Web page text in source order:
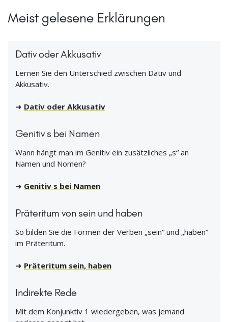
Meist gelesene Erklärungen
Dativ oder Akkusativ
Lernen Sie den Unterschied zwischen Dativ und
Akkusativ.
➜ Dativ oder Akkusativ
Genitiv s bei Namen
Wann hängt man im Genitiv ein zusätzliches „s“ an
Namen und Nomen?
➜ Genitiv s bei Namen
Präteritum von sein und haben
So bilden Sie die Formen der Verben „sein“ und „haben“
im Präteritum.
➜ Präteritum sein, haben
Indirekte Rede
Mit dem Konjunktiv 1 wiedergeben, was jemand